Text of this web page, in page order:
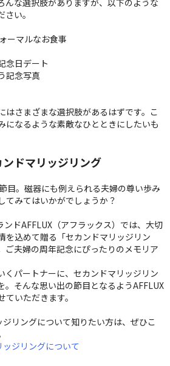
んな選択肢がありますが、以下のような
い。
ーマルなお食事
念日デート
記念写真
はさまざまな選択肢があるはずです。こ
になるような素敵なひとときにしたいも
ドマリッジリング
目。磁器にも例えられる夫婦の尊い歩み
てみてはいかがでしょうか？
ンドAFFLUX（アフラックス）では、大切
を込めて贈る「セカンドマリッジリン
ご夫婦の周年記念にぴったりのメモリア
くパートナーに、セカンドマリッジリン
。そんな思い出の節目となるようAFFLUX
いただきます。
リングについて知りたい方は、ぜひこ
ジリングについて